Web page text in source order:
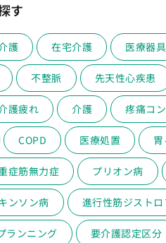
す
護 在宅介護 医療器具
不整脈 先天性心疾患
護疲れ 介護 疼痛コ
COPD 医療処置 胃
症筋無力症 プリオン病
ンソン病 進行性筋ジスト
ランニング 要介護認定区分